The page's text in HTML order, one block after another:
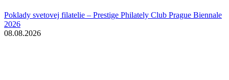
Poklady svetovej filatelie – Prestige Philately Club Prague Biennale
2026
08.08.2026